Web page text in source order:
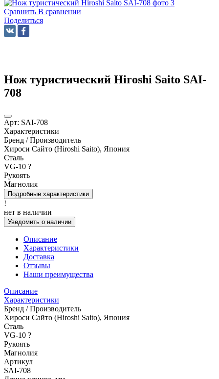
Сравнить В сравнении
Поделиться
Нож туристический Hiroshi Saito SAI-
708
Арт: SAI-708
Характеристики
Бренд / Производитель
Хироси Сайто (Hiroshi Saito), Япония
Сталь
VG-10 ?
Рукоять
Магнолия
Подробные характеристики
!
нет в наличии
Уведомить о наличии
Описание
Характеристики
Доставка
Отзывы
Наши преимущества
Описание
Характеристики
Бренд / Производитель
Хироси Сайто (Hiroshi Saito), Япония
Сталь
VG-10 ?
Рукоять
Магнолия
Артикул
SAI-708